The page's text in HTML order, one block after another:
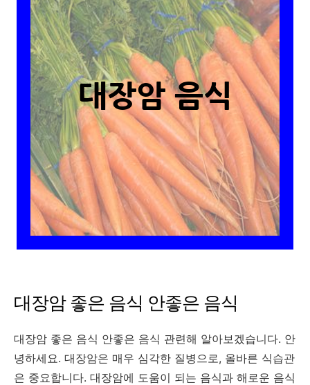
대장암 좋은 음식 안좋은 음식
대장암 좋은 음식 안좋은 음식 관련해 알아보겠습니다. 안
녕하세요. 대장암은 매우 심각한 질병으로, 올바른 식습관
은 중요합니다. 대장암에 도움이 되는 음식과 해로운 음식